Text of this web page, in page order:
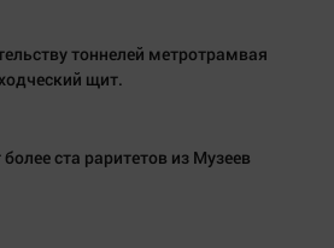
тоннелей метротрамвая
щит.
ста раритетов из Музеев